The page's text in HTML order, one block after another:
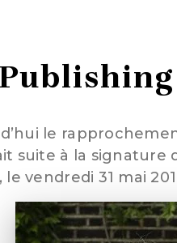
le
suite à la
vendredi 31 mai